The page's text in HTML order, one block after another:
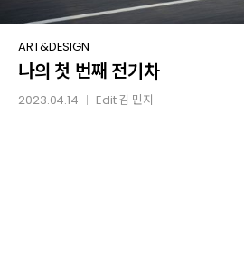
나의
첫
번째
ART&DESIGN
나의 첫 번째 전기차
2023.04.14 Edit김 민지